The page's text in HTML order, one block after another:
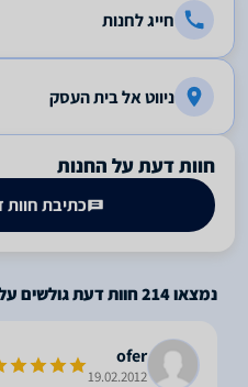
חייג לחנות
ניווט אל בית העסק
חוות דעת על החנות
כתיבת חוות
נמצאו214חוות דעת גולשים
ofer
19.02.2012